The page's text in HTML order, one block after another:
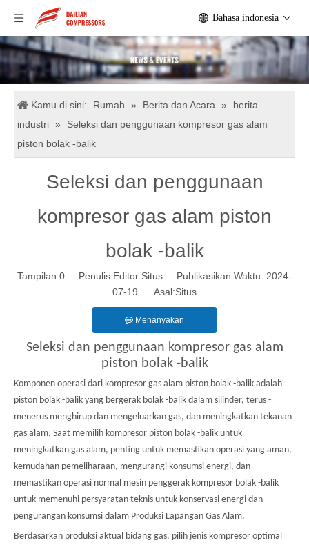
Bahasa indonesia
Kamu di sini: Rumah » Berita dan Acara »
berita
industri »
Seleksi dan penggunaan kompresor gas alam
piston bolak -balik
Seleksi dan penggunaan
kompresor gas alam piston
bolak -balik
Tampilan:0 Penulis:Editor Situs Publikasikan Waktu: 2024-
07-19 Asal:Situs
Menanyakan
Seleksi dan penggunaan kompresor gas alam
piston bolak -balik
Komponen operasi dari kompresor gas alam piston bolak -balik adalah
piston bolak -balik yang bergerak bolak -balik dalam silinder, terus -
menerus menghirup dan mengeluarkan gas, dan meningkatkan tekanan
gas alam. Saat memilih kompresor piston bolak -balik untuk
meningkatkan gas alam, penting untuk memastikan operasi yang aman,
kemudahan pemeliharaan, mengurangi konsumsi energi, dan
memastikan operasi normal mesin penggerak kompresor bolak -balik
untuk memenuhi persyaratan teknis untuk konservasi energi dan
pengurangan konsumsi dalam Produksi Lapangan Gas Alam.
Berdasarkan produksi aktual bidang gas, pilih jenis kompresor optimal